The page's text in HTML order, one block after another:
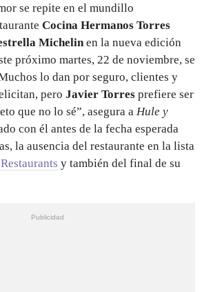
se repite en el mundillo
Cocina Hermanos Torres
Michelinen la nueva edición
próximo martes, 22 de noviembre, se
lo dan por seguro, clientes y
pero Javier Torres prefiere ser
que no lo sé”, asegura a Hule y
con él antes de la fecha esperada
la ausencia del restaurante en la lista
y también del final de su